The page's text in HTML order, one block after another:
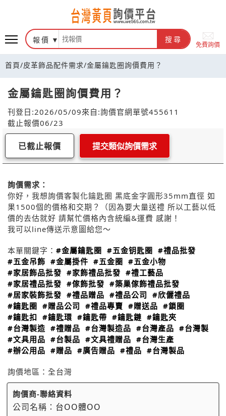
報價 搜尋
免費詢價
首頁/皮革飾品配件需求/金屬鑰匙圈詢價費用？
金屬鑰匙圈詢價費用？
刊登日:2026/05/09來自:詢價官網單號455611
截止報價06/23
已截止報價 提交類似詢價需求
詢價需求：
你好，我想詢價客製化鑰匙圈 黑底金字圓形35mm直徑 如
果1500個的價格和交期？（因為要大量送禮 所以工藝以低
價的去估就好 請幫忙價格內含統編&運費 感謝！
我可以line傳送示意圖給您～
本單關鍵字： #金屬鑰匙圈 #五金钥匙圈 #禮品批發
#五金吊飾 #金屬掛件 #五金圈 #五金小物
#家居飾品批發 #家飾禮品批發 #禮工藝品
#家居禮品批發 #傢飾批發 #築巢傢飾禮品批發
#居家裝飾批發 #禮品贈品 #禮品公司 #欣儷禮品
#鑰匙圈 #贈品公司 #禮品專賣 #贈送品 #鎖圈
#鑰匙扣 #鑰匙環 #鑰匙帶 #鑰匙鏈 #鑰匙夾
#台灣製造 #禮贈品 #台灣製造品 #台灣產品 #台灣製
#文具用品 #台製品 #文具禮贈品 #台灣生產
#辦公用品 #贈品 #廣告贈品 #禮品 #台灣製品
詢價地區： 全台灣
詢價商-聯絡資料
公司名稱： 台OO體OO